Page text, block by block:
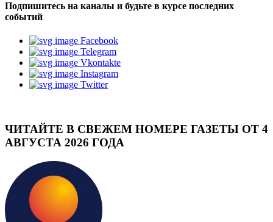
Подпишитесь на каналы и будьте в курсе последних
событий
Facebook
Telegram
Vkontakte
Instagram
Twitter
ЧИТАЙТЕ В СВЕЖЕМ НОМЕРЕ ГАЗЕТЫ ОТ 4
АВГУСТА 2026 ГОДА